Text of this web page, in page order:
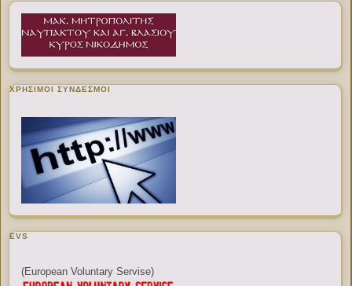
ΧΡΉΣΙΜΟΙ ΣΎΝΔΕΣΜΟΙ
EVS
(European Voluntary Servise)